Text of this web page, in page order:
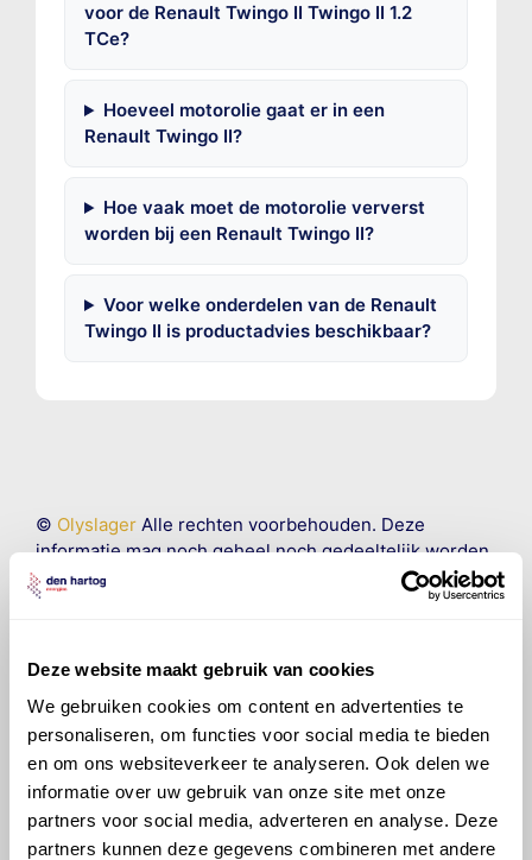
Deze website maakt gebruik van cookies
We gebruiken cookies om content en advertenties te
personaliseren, om functies voor social media te bieden
en om ons websiteverkeer te analyseren. Ook delen we
informatie over uw gebruik van onze site met onze
partners voor social media, adverteren en analyse. Deze
partners kunnen deze gegevens combineren met andere
voor de Renault Twingo II Twingo II 1.2
TCe?
Hoeveel motorolie gaat er in een
Renault Twingo II?
Hoe vaak moet de motorolie ververst
worden bij een Renault Twingo II?
Voor welke onderdelen van de Renault
Twingo II is productadvies beschikbaar?
© OlyslagerAlle rechten voorbehouden. Deze
informatie mag noch geheel noch gedeeltelijk worden
gereproduceerd, opgeslagen in een database of op
andere manieren worden overgedragen zonder
om ervoor te zorgen dat deze gegevens zo accuraat
en compleet mogelijk zijn, wordt geen
aansprakelijkheid aanvaard, anders dan waartoe een
wettelijke verplichting bestaat, voor schade of verlies
veroorzaakt door fouten of omissies in de verstrekte
informatie. Door deze olieaanbevelingsinformatie te
raadplegen en te gebruiken erkent de gebruiker dat